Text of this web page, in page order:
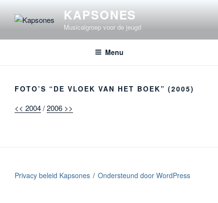
inhoud
KAPSONES
Musicalgroep voor de jeugd
Menu
FOTO’S “DE VLOEK VAN HET BOEK” (2005)
<< 2004/2006 >>
Privacy beleid Kapsones Ondersteund door WordPress